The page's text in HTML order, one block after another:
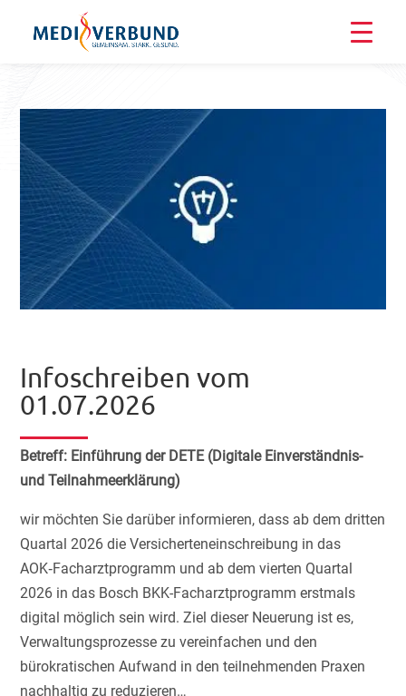
Infoschreiben vom
01.07.2026
Betreff: Einführung der DETE (Digitale Einverständnis-
und Teilnahmeerklärung)
wir möchten Sie darüber informieren, dass ab dem dritten
Quartal 2026 die Versicherteneinschreibung in das
AOK‑Facharztprogramm und ab dem vierten Quartal
2026 in das Bosch BKK-Facharztprogramm erstmals
digital möglich sein wird. Ziel dieser Neuerung ist es,
Verwaltungsprozesse zu vereinfachen und den
bürokratischen Aufwand in den teilnehmenden Praxen
nachhaltig zu reduzieren…